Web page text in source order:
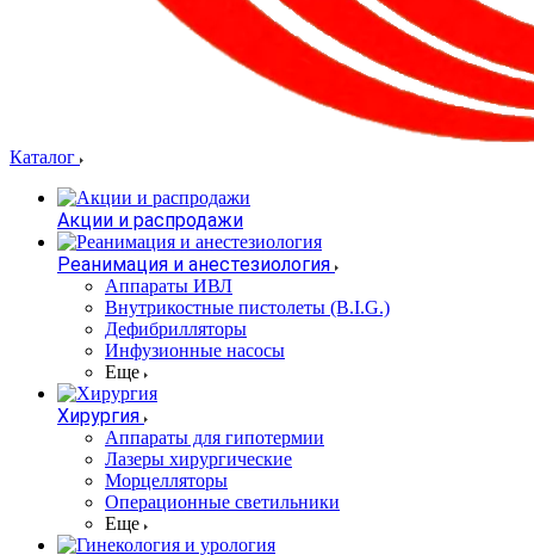
Каталог
Акции и распродажи
Реанимация и анестезиология
Аппараты ИВЛ
Внутрикостные пистолеты (B.I.G.)
Дефибрилляторы
Инфузионные насосы
Еще
Хирургия
Аппараты для гипотермии
Лазеры хирургические
Морцелляторы
Операционные светильники
Еще